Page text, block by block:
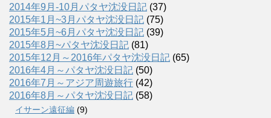
2014年9月-10月パタヤ沈没日記 (37)
2015年1月~3月パタヤ沈没日記 (75)
2015年5月~6月パタヤ沈没日記 (39)
2015年8月~パタヤ沈没日記 (81)
2015年12月～2016年パタヤ沈没日記 (65)
2016年4月～パタヤ沈没日記 (50)
2016年7月～アジア周遊旅行 (42)
2016年8月～パタヤ沈没日記 (58)
イサーン遠征編 (9)